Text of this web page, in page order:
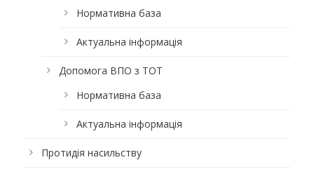
Нормативна база
Актуальна інформація
Допомога ВПО з ТОТ
Нормативна база
Актуальна інформація
Протидія насильству